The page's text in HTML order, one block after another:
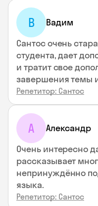
В Вадим
Сантос очень
студента, дает
и тратит свое
завершения темы
Репетитор: Сантос
А Александр
Очень интересно
рассказывает
непринуждённо
языка.
Репетитор: Сантос